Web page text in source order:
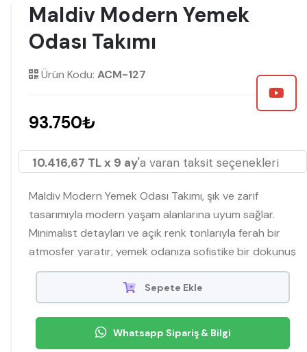
Maldiv Modern Yemek
Odası Takımı
Ürün Kodu: ACM-127
93.750₺
10.416,67 TL x 9 ay'a varan taksit seçenekleri
Maldiv Modern Yemek Odası Takımı, şık ve zarif
tasarımıyla modern yaşam alanlarına uyum sağlar.
Minimalist detayları ve açık renk tonlarıyla ferah bir
atmosfer yaratır, yemek odanıza sofistike bir dokunuş
katar.
Sepete Ekle
Whatsapp Sipariş & Bilgi